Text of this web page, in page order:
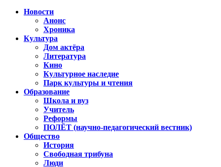
Новости
Анонс
Хроника
Культура
Дом актёра
Литература
Кино
Культурное наследие
Парк культуры и чтения
Образование
Школа и вуз
Учитель
Реформы
ПОЛЁТ (научно-педагогический вестник)
Общество
История
Свободная трибуна
Люди